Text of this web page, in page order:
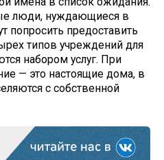
люди, нуждающиеся в
попросить предоставить
типов учреждений для
набором услуг. При
— это настоящие дома, в
с собственной